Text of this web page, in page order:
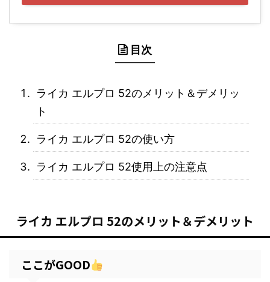
目次
ライカ エルプロ 52のメリット＆デメリッ
ト
ライカ エルプロ 52の使い方
ライカ エルプロ 52使用上の注意点
ライカ エルプロ 52のメリット＆デメリット
ここがGOOD